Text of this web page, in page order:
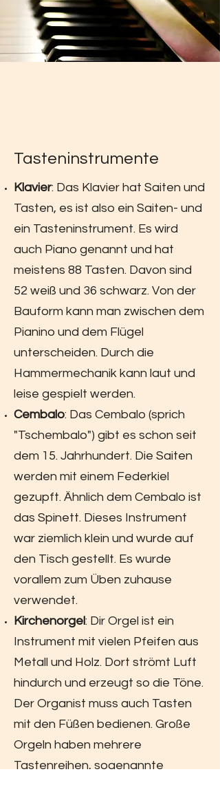
Tasteninstrumente
Klavier: Das Klavier hat Saiten und
Tasten, es ist also ein Saiten- und
ein Tasteninstrument. Es wird
auch Piano genannt und hat
meistens 88 Tasten. Davon sind
52 weiß und 36 schwarz. Von der
Bauform kann man zwischen dem
Pianino und dem Flügel
unterscheiden. Durch die
Hammermechanik kann laut und
leise gespielt werden.
Cembalo: Das Cembalo (sprich
"Tschembalo") gibt es schon seit
dem 15. Jahrhundert. Die Saiten
werden mit einem Federkiel
gezupft. Ähnlich dem Cembalo ist
das Spinett. Dieses Instrument
war ziemlich klein und wurde auf
den Tisch gestellt. Es wurde
vorallem zum Üben zuhause
verwendet.
Kirchenorgel: Dir Orgel ist ein
Instrument mit vielen Pfeifen aus
Metall und Holz. Dort strömt Luft
hindurch und erzeugt so die Töne.
Der Organist muss auch Tasten
mit den Füßen bedienen. Große
Orgeln haben mehrere
Tastenreihen, sogenannte